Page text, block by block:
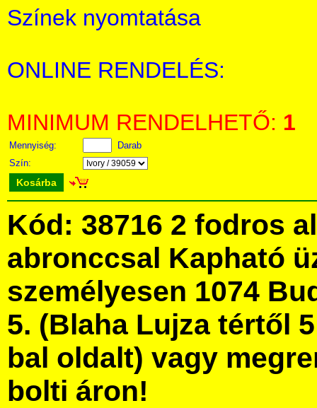
Színek nyomtatása
ONLINE RENDELÉS:
MINIMUM RENDELHETŐ: 1
Mennyiség:
Darab
Szín:
Kosárba
Kód: 38716 2 fodros
abronccsal Kapható
személyesen 1074
5. (Blaha Lujza tértől
bal oldalt) vagy
bolti áron!